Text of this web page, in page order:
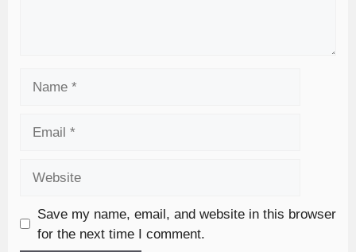
Save my name, email, and website in this browser
for the next time I comment.